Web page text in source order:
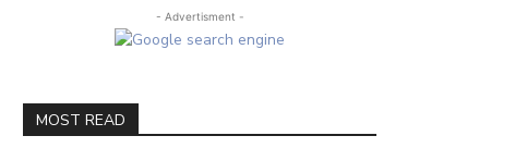
- Advertisment -
MOST READ